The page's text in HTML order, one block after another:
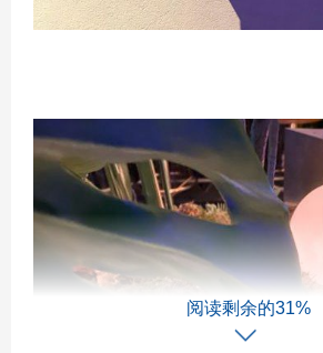
阅读剩余的31%